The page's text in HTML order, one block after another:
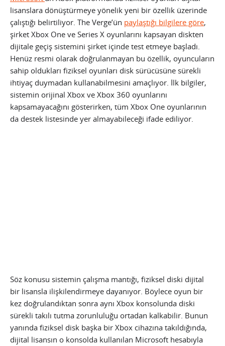
lisanslara dönüştürmeye yönelik yeni bir özellik üzerinde
çalıştığı belirtiliyor. The Verge’ün paylaştığı bilgilere göre,
şirket Xbox One ve Series X oyunlarını kapsayan diskten
dijitale geçiş sistemini şirket içinde test etmeye başladı.
Henüz resmi olarak doğrulanmayan bu özellik, oyuncuların
sahip oldukları fiziksel oyunları disk sürücüsüne sürekli
ihtiyaç duymadan kullanabilmesini amaçlıyor. İlk bilgiler,
sistemin orijinal Xbox ve Xbox 360 oyunlarını
kapsamayacağını gösterirken, tüm Xbox One oyunlarının
da destek listesinde yer almayabileceği ifade ediliyor.
Söz konusu sistemin çalışma mantığı, fiziksel diski dijital
bir lisansla ilişkilendirmeye dayanıyor. Böylece oyun bir
kez doğrulandıktan sonra aynı Xbox konsolunda diski
sürekli takılı tutma zorunluluğu ortadan kalkabilir. Bunun
yanında fiziksel disk başka bir Xbox cihazına takıldığında,
dijital lisansın o konsolda kullanılan Microsoft hesabıyla